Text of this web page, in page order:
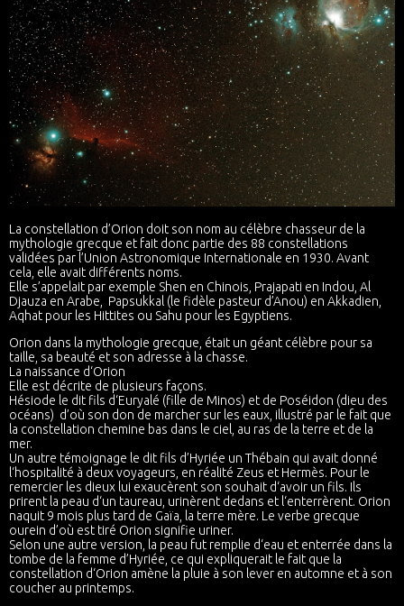
La constellation d’Orion doit son nom au célèbre chasseur de la
mythologie grecque et fait donc partie des 88 constellations
validées par l’Union Astronomique Internationale en 1930. Avant
cela, elle avait différents noms.
Elle s’appelait par exemple Shen en Chinois, Prajapati en Indou, Al
Djauza en Arabe, Papsukkal (le fidèle pasteur d’Anou) en Akkadien,
Aqhat pour les Hittites ou Sahu pour les Egyptiens.
Orion dans la mythologie grecque, était un géant célèbre pour sa
taille, sa beauté et son adresse à la chasse.
La naissance d‘Orion
Elle est décrite de plusieurs façons.
Hésiode le dit fils d‘Euryalé (fille de Minos) et de Poséidon (dieu des
océans) d’où son don de marcher sur les eaux, illustré par le fait que
la constellation chemine bas dans le ciel, au ras de la terre et de la
mer.
Un autre témoignage le dit fils d’Hyriée un Thébain qui avait donné
l‘hospitalité à deux voyageurs, en réalité Zeus et Hermès. Pour le
remercier les dieux lui exaucèrent son souhait d‘avoir un fils. Ils
prirent la peau d‘un taureau, urinèrent dedans et l‘enterrèrent. Orion
naquit 9 mois plus tard de Gaïa, la terre mère. Le verbe grecque
ourein d’où est tiré Orion signifie uriner.
Selon une autre version, la peau fut remplie d‘eau et enterrée dans la
tombe de la femme d’Hyriée, ce qui expliquerait le fait que la
constellation d‘Orion amène la pluie à son lever en automne et à son
coucher au printemps.